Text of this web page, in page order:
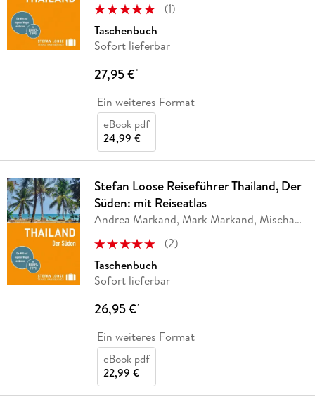
(1)
Taschenbuch
Sofort lieferbar
27,95 €*
Ein weiteres Format
eBook pdf
24,99 €
Stefan Loose Reiseführer Thailand, Der
Süden: mit Reiseatlas
Andrea Markand, Mark Markand, Mischa
(2)
Taschenbuch
Sofort lieferbar
26,95 €*
Ein weiteres Format
eBook pdf
22,99 €